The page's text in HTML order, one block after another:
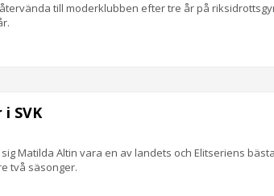
till moderklubben efter tre år på
SVK
Matilda Altin vara en av landets och Elitseriens
två säsonger.